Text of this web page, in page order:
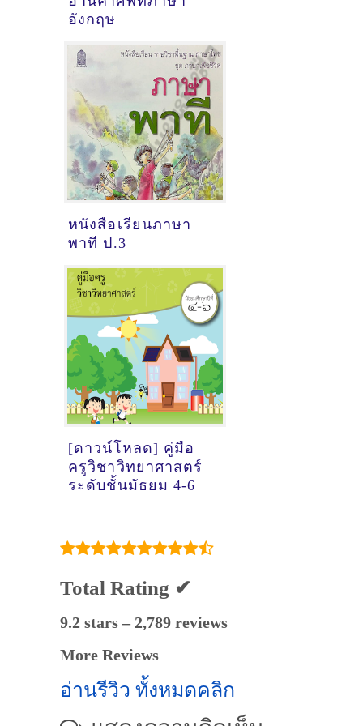
อังกฤษ
หนังสือเรียนภาษา
พาที ป.3
[ดาวน์โหลด] คู่มือ
ครูวิชาวิทยาศาสตร์
ระดับชั้นมัธยม 4-6
Total Rating ✔
9.2 stars – 2,789 reviews
More Reviews
อ่านรีวิว ทั้งหมดคลิก